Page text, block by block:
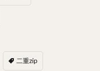
二重zip